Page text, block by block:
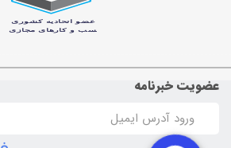
عضویت خبرنامه